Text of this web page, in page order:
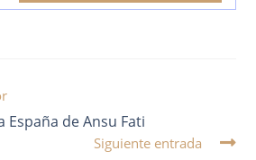
España de Ansu Fati
Siguiente entrada